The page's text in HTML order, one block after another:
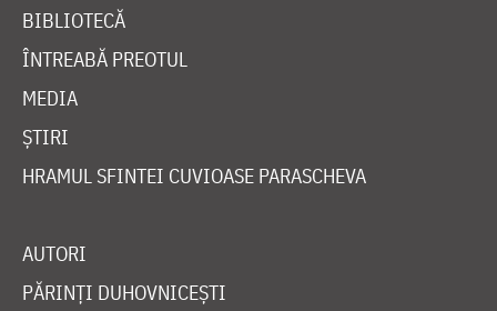
BIBLIOTECĂ
ÎNTREABĂ PREOTUL
MEDIA
ȘTIRI
HRAMUL SFINTEI CUVIOASE PARASCHEVA
AUTORI
PĂRINȚI DUHOVNICEȘTI